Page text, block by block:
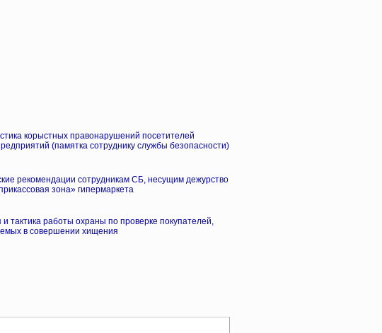
корыстных правонарушений посетителей
(памятка сотруднику службы безопасности)
рекомендации сотрудникам СБ, несущим дежурство
зона» гипермаркета
тактика работы охраны по проверке покупателей,
в совершении хищения